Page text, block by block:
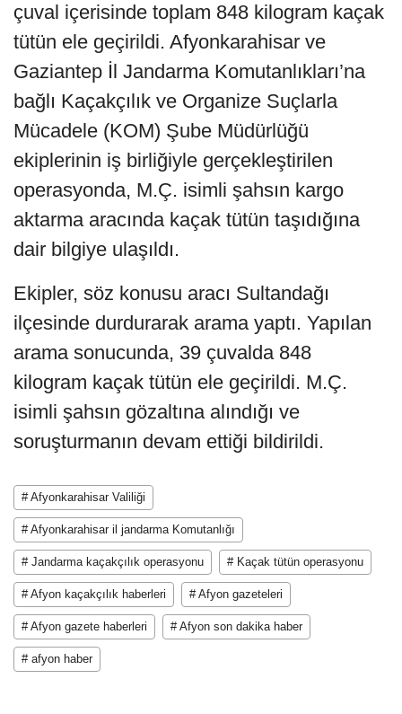
çuval içerisinde toplam 848 kilogram kaçak
tütün ele geçirildi. Afyonkarahisar ve
Gaziantep İl Jandarma Komutanlıkları’na
bağlı Kaçakçılık ve Organize Suçlarla
Mücadele (KOM) Şube Müdürlüğü
ekiplerinin iş birliğiyle gerçekleştirilen
operasyonda, M.Ç. isimli şahsın kargo
aktarma aracında kaçak tütün taşıdığına
dair bilgiye ulaşıldı.
Ekipler, söz konusu aracı Sultandağı
ilçesinde durdurarak arama yaptı. Yapılan
arama sonucunda, 39 çuvalda 848
kilogram kaçak tütün ele geçirildi. M.Ç.
isimli şahsın gözaltına alındığı ve
soruşturmanın devam ettiği bildirildi.
# Afyonkarahisar Valiliği
# Afyonkarahisar il jandarma Komutanlığı
# Jandarma kaçakçılık operasyonu # Kaçak tütün operasyonu
# Afyon kaçakçılık haberleri # Afyon gazeteleri
# Afyon gazete haberleri # Afyon son dakika haber
# afyon haber